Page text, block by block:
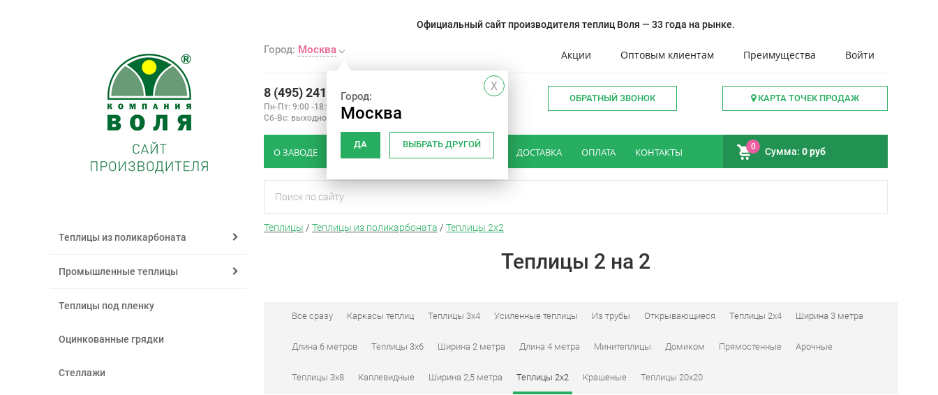
Официальный сайт производителя теплиц Воля — 33 года на рынке.
Город: Москва
X
Город:
Москва
ДА ВЫБРАТЬ ДРУГОЙ
Акции Оптовым клиентам Преимущества Войти
8 (495) 241-14-01
Пн-Пт: 9:00 -18:00
Сб-Вс: выходной
КАРТА ТОЧЕК ПРОДАЖ
ОБРАТНЫЙ ЗВОНОК
О ЗАВОДЕ КАК ВЫБРАТЬ ТЕПЛИЦУ ДОСТАВКА ОПЛАТА КОНТАКТЫ 0 Сумма: 0 руб
Теплицы из поликарбоната
Промышленные теплицы
Теплицы под пленку
Оцинкованные грядки
Стеллажи
Теплицы / Теплицы из поликарбоната / Теплицы 2х2
Теплицы 2 на 2
Все сразу Каркасы теплиц Теплицы 3x4 Усиленные теплицы Из трубы Открывающиеся Теплицы 2x4 Ширина 3 метра
Длина 6 метров Теплицы 3х6 Ширина 2 метра Длина 4 метра Минитеплицы Домиком Прямостенные Арочные
Теплицы 3х8 Каплевидные Ширина 2,5 метра Теплицы 2х2 Крашеные Теплицы 20х20